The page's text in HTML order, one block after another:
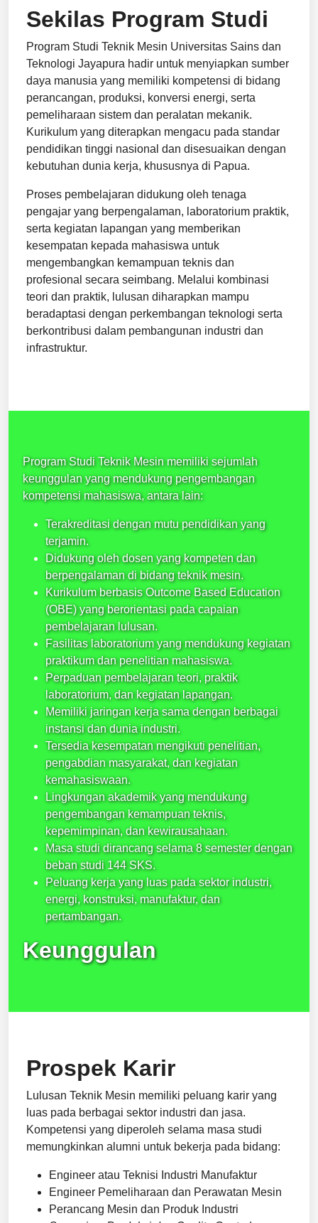
Sekilas Program Studi
Program Studi Teknik Mesin Universitas Sains dan
Teknologi Jayapura hadir untuk menyiapkan sumber
daya manusia yang memiliki kompetensi di bidang
perancangan, produksi, konversi energi, serta
pemeliharaan sistem dan peralatan mekanik.
Kurikulum yang diterapkan mengacu pada standar
pendidikan tinggi nasional dan disesuaikan dengan
kebutuhan dunia kerja, khususnya di Papua.
Proses pembelajaran didukung oleh tenaga
pengajar yang berpengalaman, laboratorium praktik,
serta kegiatan lapangan yang memberikan
kesempatan kepada mahasiswa untuk
mengembangkan kemampuan teknis dan
profesional secara seimbang. Melalui kombinasi
teori dan praktik, lulusan diharapkan mampu
beradaptasi dengan perkembangan teknologi serta
berkontribusi dalam pembangunan industri dan
infrastruktur.
Program Studi Teknik Mesin memiliki sejumlah
keunggulan yang mendukung pengembangan
kompetensi mahasiswa, antara lain:
Terakreditasi dengan mutu pendidikan yang
terjamin.
Didukung oleh dosen yang kompeten dan
berpengalaman di bidang teknik mesin.
Kurikulum berbasis Outcome Based Education
(OBE) yang berorientasi pada capaian
pembelajaran lulusan.
Fasilitas laboratorium yang mendukung kegiatan
praktikum dan penelitian mahasiswa.
Perpaduan pembelajaran teori, praktik
laboratorium, dan kegiatan lapangan.
Memiliki jaringan kerja sama dengan berbagai
instansi dan dunia industri.
Tersedia kesempatan mengikuti penelitian,
pengabdian masyarakat, dan kegiatan
kemahasiswaan.
Lingkungan akademik yang mendukung
pengembangan kemampuan teknis,
kepemimpinan, dan kewirausahaan.
Masa studi dirancang selama 8 semester dengan
beban studi 144 SKS.
Peluang kerja yang luas pada sektor industri,
energi, konstruksi, manufaktur, dan
pertambangan.
Keunggulan
Prospek Karir
Lulusan Teknik Mesin memiliki peluang karir yang
luas pada berbagai sektor industri dan jasa.
Kompetensi yang diperoleh selama masa studi
memungkinkan alumni untuk bekerja pada bidang:
Engineer atau Teknisi Industri Manufaktur
Engineer Pemeliharaan dan Perawatan Mesin
Perancang Mesin dan Produk Industri